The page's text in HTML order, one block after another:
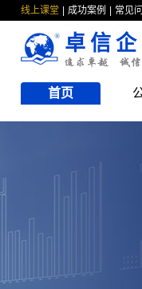
线上课堂 成功案例 常见
卓信
首页